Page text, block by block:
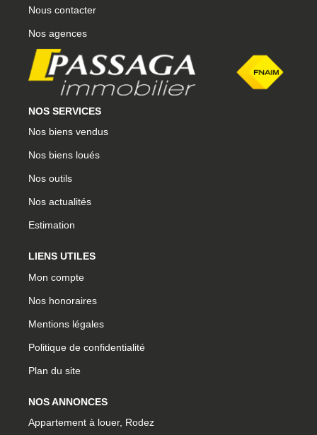
Nous contacter
Nos agences
NOS SERVICES
Nos biens vendus
Nos biens loués
Nos outils
Nos actualités
Estimation
LIENS UTILES
Mon compte
Nos honoraires
Mentions légales
Politique de confidentialité
Plan du site
NOS ANNONCES
Appartement à louer, Rodez